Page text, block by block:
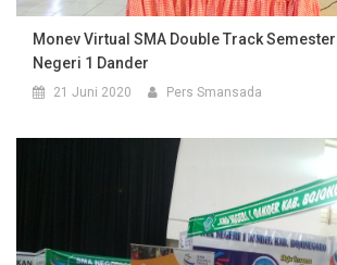
Monev Virtual SMA Double Track Semester
Negeri 1 Dander
21 Juni 2020 Pers Smansada